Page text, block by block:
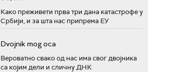
Како преживети прва три дана катастрофе у
Србији, и за шта нас припрема ЕУ
Dvojnik mog oca
Вероватно свако од нас има свог двојника
са којим дели и сличну ДНК